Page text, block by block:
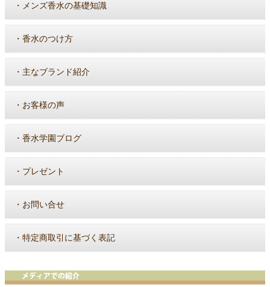
・ メンズ香水の基礎知識
・ 香水のつけ方
・ 主なブランド紹介
・ お客様の声
・ 香水学園ブログ
・ プレゼント
・ お問い合せ
・ 特定商取引に基づく表記